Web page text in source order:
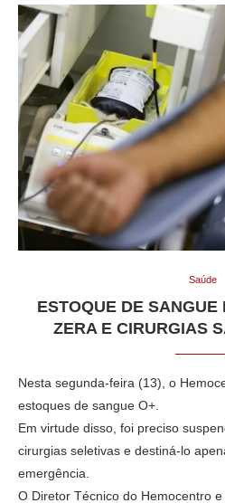
Saúde
ESTOQUE DE SANGUE
ZERA E CIRURGIAS
Nesta segunda-feira (13), o
estoques de sangue O+.
Em virtude disso, foi preciso
cirurgias seletivas e destiná-lo
emergência.
O Diretor Técnico do Hemocentro